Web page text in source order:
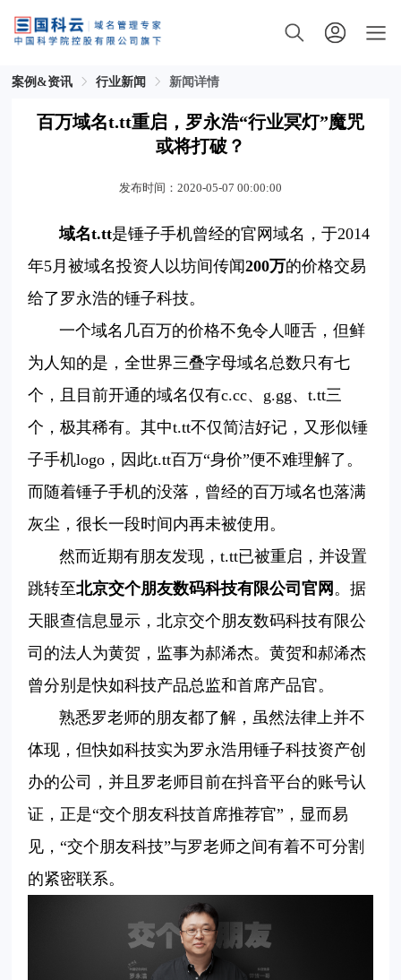
案例&资讯 行业新闻 新闻详情
百万域名t.tt重启，罗永浩“行业冥灯”魔咒
或将打破？
发布时间：2020-05-07 00:00:00
域名t.tt是锤子手机曾经的官网域名，于2014
年5月被域名投资人以坊间传闻200万的价格交易
给了罗永浩的锤子科技。
一个域名几百万的价格不免令人咂舌，但鲜
为人知的是，全世界三叠字母域名总数只有七
个，且目前开通的域名仅有c.cc、g.gg、t.tt三
个，极其稀有。其中t.tt不仅简洁好记，又形似锤
子手机logo，因此t.tt百万“身价”便不难理解了。
而随着锤子手机的没落，曾经的百万域名也落满
灰尘，很长一段时间内再未被使用。
然而近期有朋友发现，t.tt已被重启，并设置
跳转至北京交个朋友数码科技有限公司官网 。据
天眼查信息显示，北京交个朋友数码科技有限公
司的法人为黄贺，监事为郝浠杰。黄贺和郝浠杰
曾分别是快如科技产品总监和首席产品官。
熟悉罗老师的朋友都了解，虽然法律上并不
体现，但快如科技实为罗永浩用锤子科技资产创
办的公司，并且罗老师目前在抖音平台的账号认
证，正是“交个朋友科技首席推荐官”，显而易
见，“交个朋友科技”与罗老师之间有着不可分割
的紧密联系。